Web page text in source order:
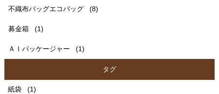
不織布バッグエコバッグ (8)
募金箱 (1)
ＡＩパッケージャー (1)
タグ
紙袋 (1)